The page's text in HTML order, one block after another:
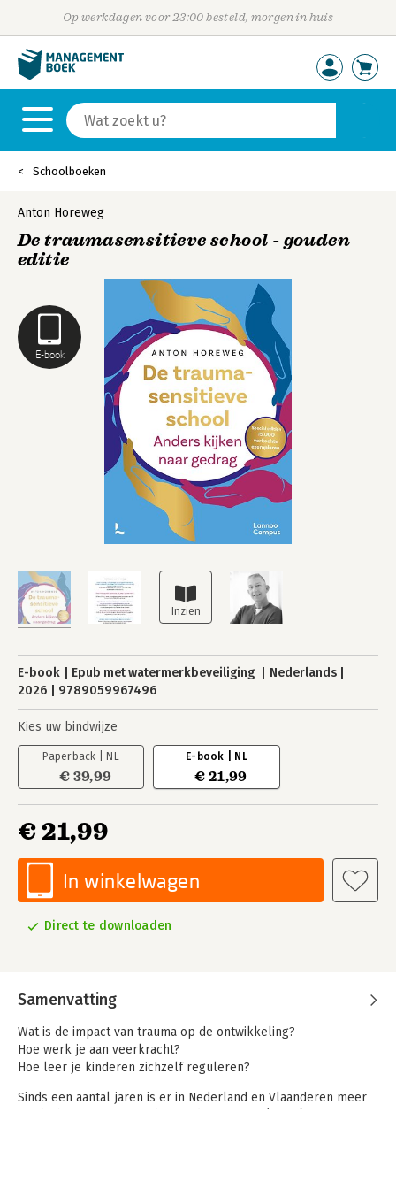
Op werkdagen voor 23:00 besteld, morgen in huis
Schoolboeken
E-book
Anton Horeweg
De traumasensitieve school - gouden
editie
E-book Epub met watermerkbeveiliging
Nederlands
2026
9789059967496
Kies uw bindwijze
Paperback | NL
€ 39,99
E-book | NL
€ 21,99
€ 21,99
In winkelwagen
Direct te downloaden
Samenvatting
Wat is de impact van trauma op de ontwikkeling?
Hoe werk je aan veerkracht?
Hoe leer je kinderen zichzelf reguleren?
Sinds een aantal jaren is er in Nederland en Vlaanderen meer